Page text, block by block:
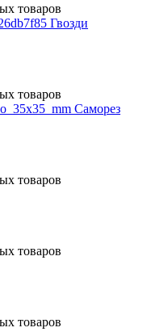
товаров
Гвозди
товаров
Саморез
товаров
товаров
товаров